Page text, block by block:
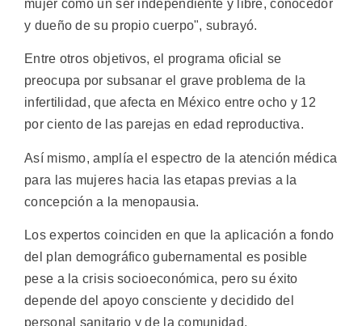
mujer como un ser independiente y libre, conocedor
y dueño de su propio cuerpo", subrayó.
Entre otros objetivos, el programa oficial se
preocupa por subsanar el grave problema de la
infertilidad, que afecta en México entre ocho y 12
por ciento de las parejas en edad reproductiva.
Así mismo, amplía el espectro de la atención médica
para las mujeres hacia las etapas previas a la
concepción a la menopausia.
Los expertos coinciden en que la aplicación a fondo
del plan demográfico gubernamental es posible
pese a la crisis socioeconómica, pero su éxito
depende del apoyo consciente y decidido del
personal sanitario y de la comunidad.